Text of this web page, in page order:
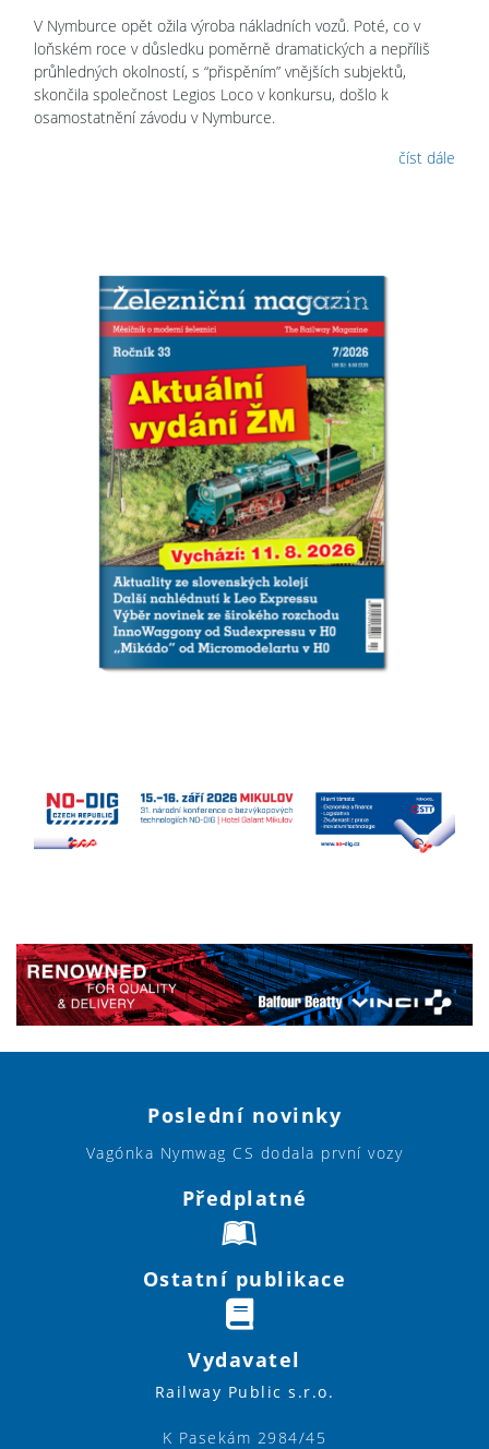
V Nymburce opět ožila výroba nákladních vozů. Poté, co v
loňském roce v důsledku poměrně dramatických a nepříliš
průhledných okolností, s “přispěním” vnějších subjektů,
skončila společnost Legios Loco v konkursu, došlo k
osamostatnění závodu v Nymburce.
číst dále
Poslední novinky
Vagónka Nymwag CS dodala první vozy
Předplatné
Ostatní publikace
Vydavatel
Railway Public s.r.o.
K Pasekám 2984/45